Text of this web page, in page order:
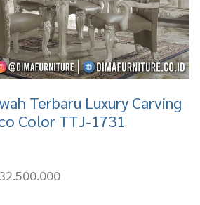
Terbaru Luxury Carving
Color TTJ-1731
32.500.000C